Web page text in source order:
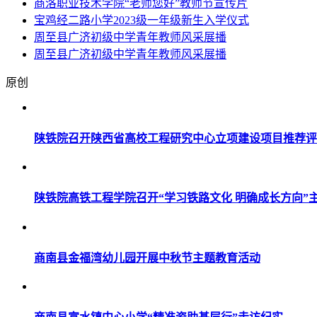
商洛职业技术学院“老师您好”教师节宣传片
宝鸡经二路小学2023级一年级新生入学仪式
周至县广济初级中学青年教师风采展播
周至县广济初级中学青年教师风采展播
原创
陕铁院召开陕西省高校工程研究中心立项建设项目推荐
陕铁院高铁工程学院召开“学习铁路文化 明确成长方向”
商南县金福湾幼儿园开展中秋节主题教育活动